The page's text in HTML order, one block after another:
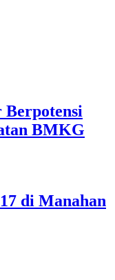
Berpotensi
BMKG
di Manahan